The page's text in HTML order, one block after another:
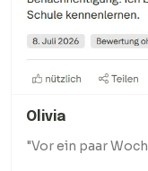
Olivia
"Vor ein paar